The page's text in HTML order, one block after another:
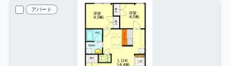
アパート